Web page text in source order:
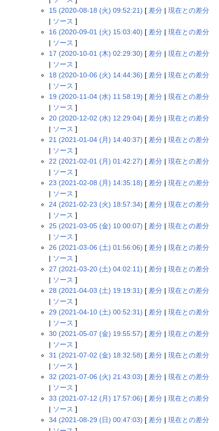
15 (2020-08-18 (火) 09:52:21) [ 差分 | 現在との差分
| ソース ]
16 (2020-09-01 (火) 15:03:40) [ 差分 | 現在との差分
| ソース ]
17 (2020-10-01 (木) 02:29:30) [ 差分 | 現在との差分
| ソース ]
18 (2020-10-06 (火) 14:44:36) [ 差分 | 現在との差分
| ソース ]
19 (2020-11-04 (水) 11:58:19) [ 差分 | 現在との差分
| ソース ]
20 (2020-12-02 (水) 12:29:04) [ 差分 | 現在との差分
| ソース ]
21 (2021-01-04 (月) 14:40:37) [ 差分 | 現在との差分
| ソース ]
22 (2021-02-01 (月) 01:42:27) [ 差分 | 現在との差分
| ソース ]
23 (2021-02-08 (月) 14:35:18) [ 差分 | 現在との差分
| ソース ]
24 (2021-02-23 (火) 18:57:34) [ 差分 | 現在との差分
| ソース ]
25 (2021-03-05 (金) 10:00:07) [ 差分 | 現在との差分
| ソース ]
26 (2021-03-06 (土) 01:56:06) [ 差分 | 現在との差分
| ソース ]
27 (2021-03-20 (土) 04:02:11) [ 差分 | 現在との差分
| ソース ]
28 (2021-04-03 (土) 19:19:31) [ 差分 | 現在との差分
| ソース ]
29 (2021-04-10 (土) 00:52:31) [ 差分 | 現在との差分
| ソース ]
30 (2021-05-07 (金) 19:55:57) [ 差分 | 現在との差分
| ソース ]
31 (2021-07-02 (金) 18:32:58) [ 差分 | 現在との差分
| ソース ]
32 (2021-07-06 (火) 21:43:03) [ 差分 | 現在との差分
| ソース ]
33 (2021-07-12 (月) 17:57:06) [ 差分 | 現在との差分
| ソース ]
34 (2021-08-29 (日) 00:47:03) [ 差分 | 現在との差分